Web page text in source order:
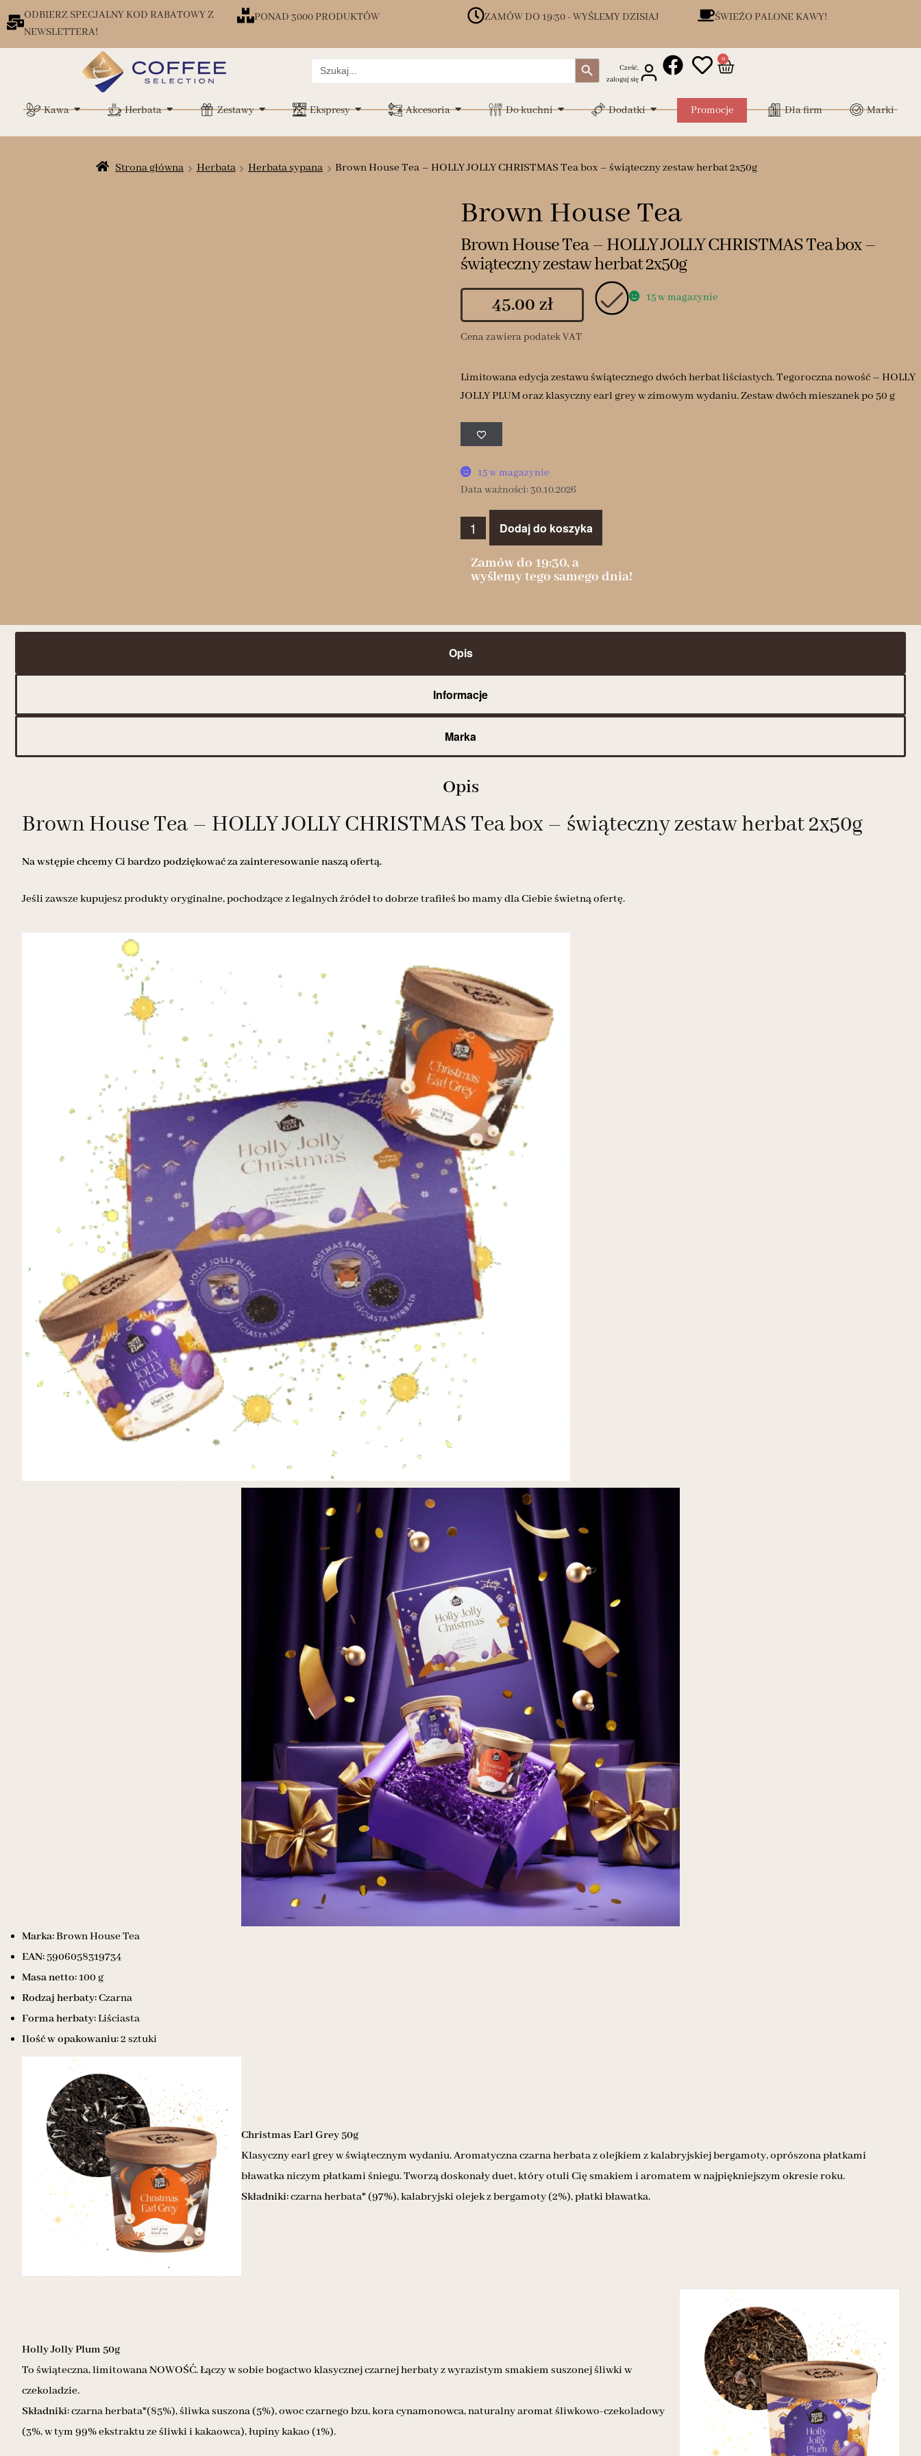
ODBIERZ SPECJALNY KOD RABATOWY Z
NEWSLETTERA!
PONAD 3000 PRODUKTÓW ZAMÓW DO 19:30 - WYŚLEMY DZISIAJ ŚWIEŻO PALONE KAWY!
Search
for:
Search Button
Cześć,
zaloguj się
0
Kawa Herbata Zestawy Ekspresy Akcesoria Do kuchni Dodatki Promocje Dla firm Marki
Strona główna Herbata Herbata sypana Brown House Tea – HOLLY JOLLY CHRISTMAS Tea box – świąteczny zestaw herbat 2x50g
Brown House Tea
Brown House Tea – HOLLY JOLLY CHRISTMAS Tea box –
świąteczny zestaw herbat 2x50g
45.00 zł 15 w magazynie
Cena zawiera podatek VAT
Limitowana edycja zestawu świątecznego dwóch herbat liściastych. Tegoroczna nowość – HOLLY
JOLLY PLUM oraz klasyczny earl grey w zimowym wydaniu. Zestaw dwóch mieszanek po 50 g
15 w magazynie
Data ważności: 30.10.2026
Dodaj do koszyka
Zamów do 19:30, a
wyślemy tego samego dnia!
Opis
Informacje
Marka
Opis
Brown House Tea – HOLLY JOLLY CHRISTMAS Tea box – świąteczny zestaw herbat 2x50g
Na wstępie chcemy Ci bardzo podziękować za zainteresowanie naszą ofertą.
Jeśli zawsze kupujesz produkty oryginalne, pochodzące z legalnych źródeł to dobrze trafiłeś bo mamy dla Ciebie świetną ofertę.
Marka:Brown House Tea
EAN:5906058319734
Masa netto:100 g
Rodzaj herbaty:Czarna
Forma herbaty:Liściasta
Ilość w opakowaniu:2 sztuki
Christmas Earl Grey 50g
Klasyczny earl grey w świątecznym wydaniu. Aromatyczna czarna herbata z olejkiem z kalabryjskiej bergamoty, oprószona płatkami
bławatka niczym płatkami śniegu. Tworzą doskonały duet, który otuli Cię smakiem i aromatem w najpiękniejszym okresie roku.
Składniki:czarna herbata* (97%), kalabryjski olejek z bergamoty (2%), płatki bławatka.
Holly Jolly Plum 50g
To świąteczna, limitowana NOWOŚĆ. Łączy w sobie bogactwo klasycznej czarnej herbaty z wyrazistym smakiem suszonej śliwki w
czekoladzie.
Składniki:czarna herbata*(85%), śliwka suszona (5%), owoc czarnego bzu, kora cynamonowca, naturalny aromat śliwkowo-czekoladowy
(3%, w tym 99% ekstraktu ze śliwki i kakaowca), łupiny kakao (1%).